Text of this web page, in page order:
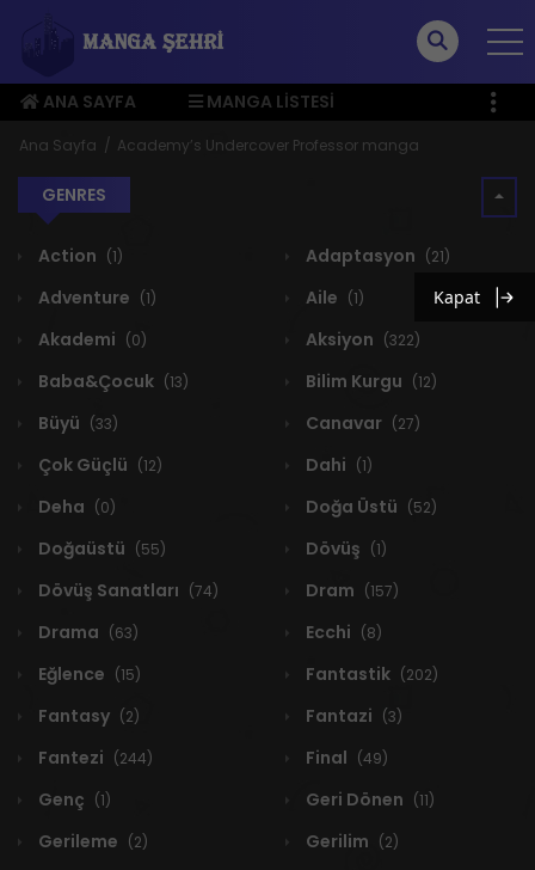
ANA SAYFA
MANGA LISTESI
ÜYE MENÜSÜ
Ana Sayfa Academy’s Undercover Professor manga
GENRES
Action (1) Adaptasyon (21)
Adventure (1) Aile (1)
Akademi (0) Aksiyon (322)
Baba&Çocuk (13) Bilim Kurgu (12)
Büyü (33) Canavar (27)
Çok Güçlü (12) Dahi (1)
Deha (0) Doğa Üstü (52)
Doğaüstü (55) Dövüş (1)
Dövüş Sanatları (74) Dram (157)
Drama (63) Ecchi (8)
Eğlence (15) Fantastik (202)
Fantasy (2) Fantazi (3)
Fantezi (244) Final (49)
Genç (1) Geri Dönen (11)
Gerileme (2) Gerilim (2)
Kapat